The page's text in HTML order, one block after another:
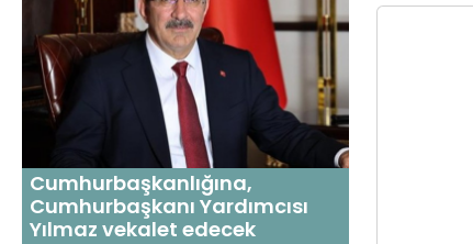
Cumhurbaşkanlığına,
Cumhurbaşkanı Yardımcısı
Yılmaz vekalet edecek